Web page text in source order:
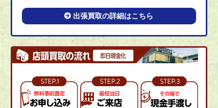
出張買取の詳細はこちら